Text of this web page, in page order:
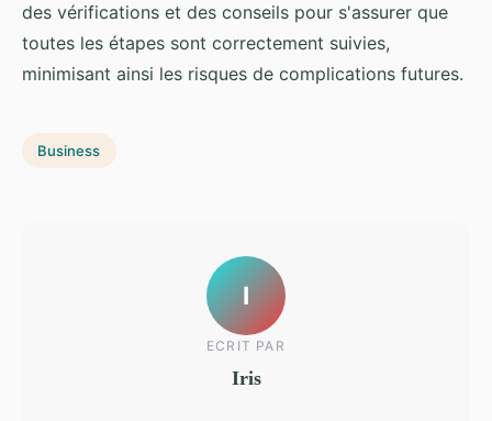
des vérifications et des conseils pour s'assurer que
toutes les étapes sont correctement suivies,
minimisant ainsi les risques de complications futures.
Business
I
ECRIT PAR
Iris